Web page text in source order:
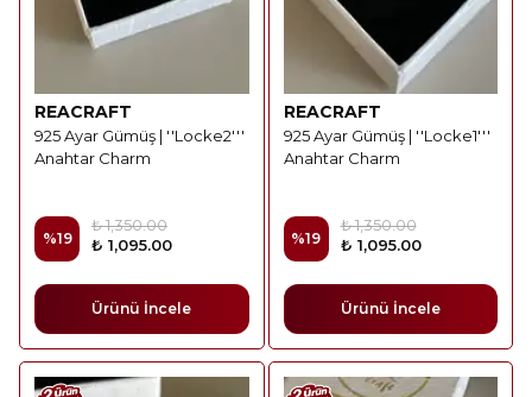
REACRAFT
925 Ayar Gümüş | ''Locke2'''
Anahtar Charm
%19
₺ 1,350.00
₺ 1,095.00
Ürünü İncele
REACRAFT
925 Ayar Gümüş | ''Locke1'''
Anahtar Charm
%19
₺ 1,350.00
₺ 1,095.00
Ürünü İncele